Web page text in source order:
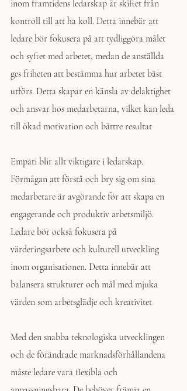
inom framtidens ledarskap är skiftet från
kontroll till att ha koll. Detta innebär att
ledare bör fokusera på att tydliggöra målet
och syftet med arbetet, medan de anställda
ges friheten att bestämma hur arbetet bäst
utförs. Detta skapar en känsla av delaktighet
och ansvar hos medarbetarna, vilket kan leda
till ökad motivation och bättre resultat
Empati blir allt viktigare i ledarskap.
Förmågan att förstå och bry sig om sina
medarbetare är avgörande för att skapa en
engagerande och produktiv arbetsmiljö.
Ledare bör också fokusera på
värderingsarbete och kulturell utveckling
inom organisationen. Detta innebär att
balansera strukturer och mål med mjuka
värden som arbetsglädje och kreativitet
Med den snabba teknologiska utvecklingen
och de förändrade marknadsförhållandena
måste ledare vara flexibla och